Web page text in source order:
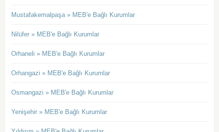
Mustafakemalpaşa » MEB'e Bağlı Kurumlar
Nilüfer » MEB'e Bağlı Kurumlar
Orhaneli » MEB'e Bağlı Kurumlar
Orhangazi » MEB'e Bağlı Kurumlar
Osmangazi » MEB'e Bağlı Kurumlar
Yenişehir » MEB'e Bağlı Kurumlar